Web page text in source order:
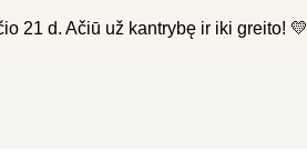
21 d. Ačiū už kantrybę ir iki greito! 💛